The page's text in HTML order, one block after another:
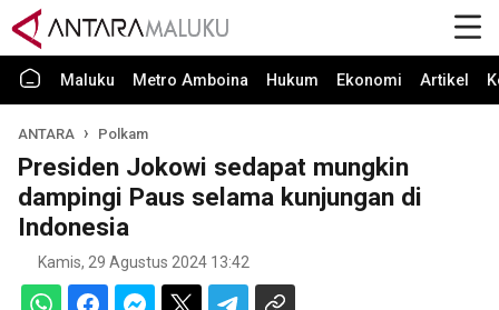
Maluku Metro Amboina Hukum Ekonomi Artikel
ANTARA Polkam
Presiden Jokowi sedapat mungkin
dampingi Paus selama kunjungan di
Indonesia
Kamis, 29 Agustus 2024 13:42